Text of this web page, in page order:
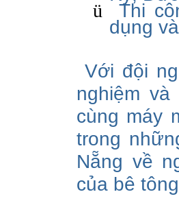
ü Thi
dụng
Với đội
nghiệm
cùng máy
trong
Nẵng về
của bê